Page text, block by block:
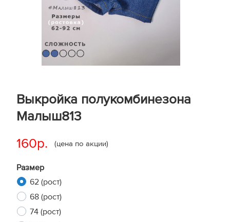
Выкройка полукомбинезона
Малыш813
160р. (цена по акции)
Размер
62 (рост)
68 (рост)
74 (рост)